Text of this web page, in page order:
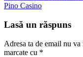
Pino Casino
Lasă un răspuns
Adresa ta de email nu
marcate cu *